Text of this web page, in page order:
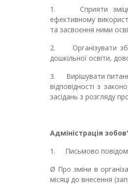
1.
Сприяти
ефективному
та засвоєння ними
2.
Організувати
дошкільної освіти,
3.
Вирішувати
відповідності з
засідань з розгляду
Адміністрація
1.
Письмово
Ø Про зміни в
місяці до внесення